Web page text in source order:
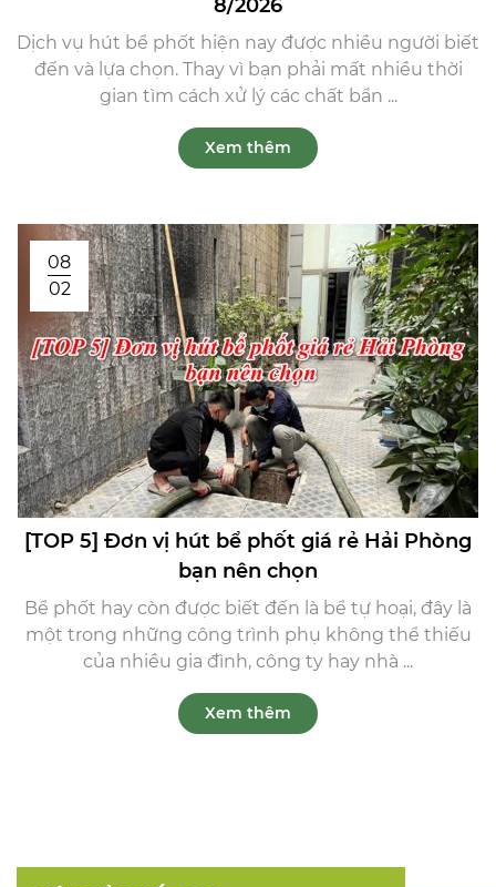
8/2026
Dịch vụ hút bể phốt hiện nay được nhiều người biết
đến và lựa chọn. Thay vì bạn phải mất nhiều thời
gian tìm cách xử lý các chất bẩn ...
Xem thêm
08
02
[TOP 5] Đơn vị hút bể phốt giá rẻ Hải Phòng
bạn nên chọn
Bể phốt hay còn được biết đến là bể tự hoại, đây là
một trong những công trình phụ không thể thiếu
của nhiều gia đình, công ty hay nhà ...
Xem thêm